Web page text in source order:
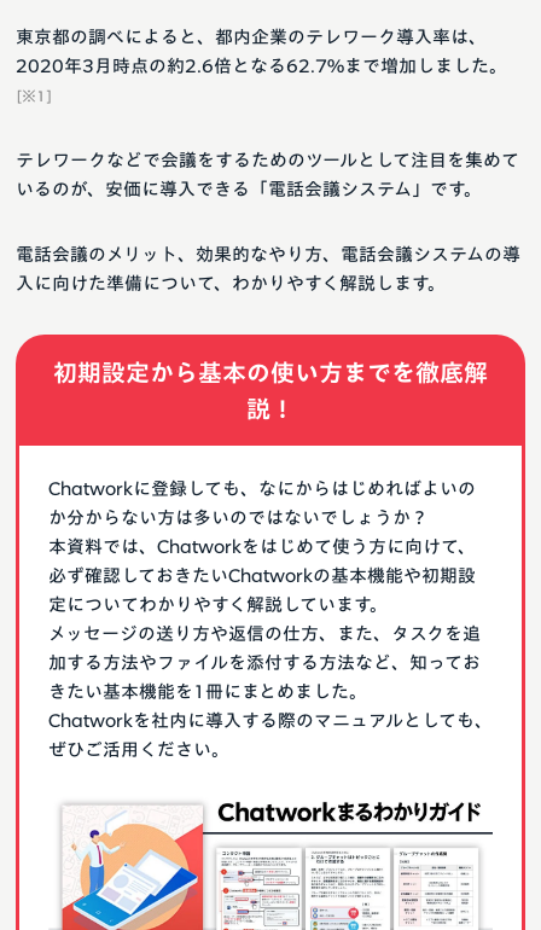
電話会議のメリット、効果的なやり方、電話会議システムの導
入に向けた準備について、わかりやすく解説します。
テレワークなどで会議をするためのツールとして注目を集めて
いるのが、安価に導入できる「電話会議システム」です。
東京都の調べによると、都内企業のテレワーク導入率は、
2020年3月時点の約2.6倍となる62.7%まで増加しました。
[※1]
初期設定から基本の使い方までを徹底解
説！
Chatworkに登録しても、なにからはじめればよいの
か分からない方は多いのではないでしょうか？
本資料では、Chatworkをはじめて使う方に向けて、
必ず確認しておきたいChatworkの基本機能や初期設
定についてわかりやすく解説しています。
メッセージの送り方や返信の仕方、また、タスクを追
加する方法やファイルを添付する方法など、知ってお
きたい基本機能を1冊にまとめました。
Chatworkを社内に導入する際のマニュアルとしても、
ぜひご活用ください。